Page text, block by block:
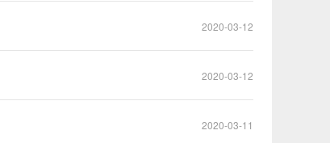
2020-03-12
2020-03-12
2020-03-11